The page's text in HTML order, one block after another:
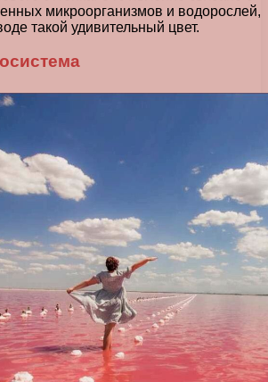
микроорганизмов и водорослей,
такой удивительный цвет.